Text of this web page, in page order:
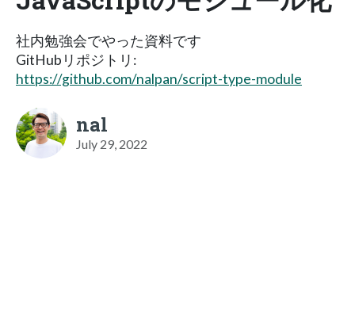
社内勉強会でやった資料です
GitHubリポジトリ:
https://github.com/nalpan/script-type-module
nal
July 29, 2022